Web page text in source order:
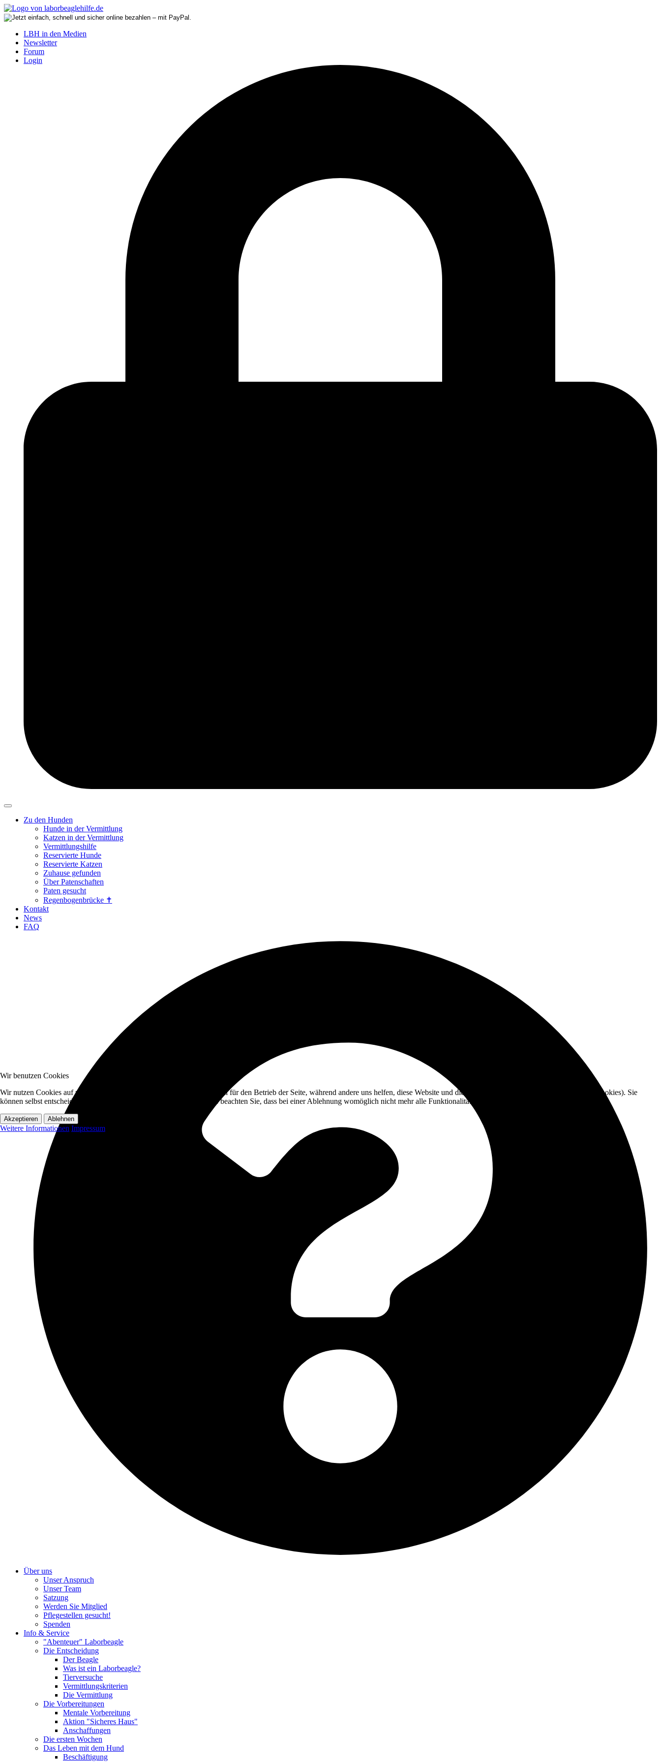
LBH in den Medien
Newsletter
Forum
Login
Zu den Hunden
Hunde in der Vermittlung
Katzen in der Vermittlung
Vermittlungshilfe
Reservierte Hunde
Reservierte Katzen
Zuhause gefunden
Über Patenschaften
Paten gesucht
Regenbogenbrücke ✝
Kontakt
News
FAQ
Über uns
Unser Anspruch
Unser Team
Satzung
Werden Sie Mitglied
Pflegestellen gesucht!
Spenden
Info & Service
"Abenteuer" Laborbeagle
Die Entscheidung
Der Beagle
Was ist ein Laborbeagle?
Tierversuche
Vermittlungskriterien
Die Vermittlung
Die Vorbereitungen
Mentale Vorbereitung
Aktion "Sicheres Haus"
Anschaffungen
Die ersten Wochen
Das Leben mit dem Hund
Beschäftigung
Wir benutzen Cookies
Wir nutzen Cookies auf unserer Website. Einige von ihnen sind essenziell für den Betrieb der Seite, während andere uns helfen, diese Website und die Nutzererfahrung zu verbessern (Tracking Cookies). Sie
können selbst entscheiden, ob Sie die Cookies zulassen möchten. Bitte beachten Sie, dass bei einer Ablehnung womöglich nicht mehr alle Funktionalitäten der Seite zur Verfügung stehen.
Akzeptieren Ablehnen
Weitere Informationen Impressum